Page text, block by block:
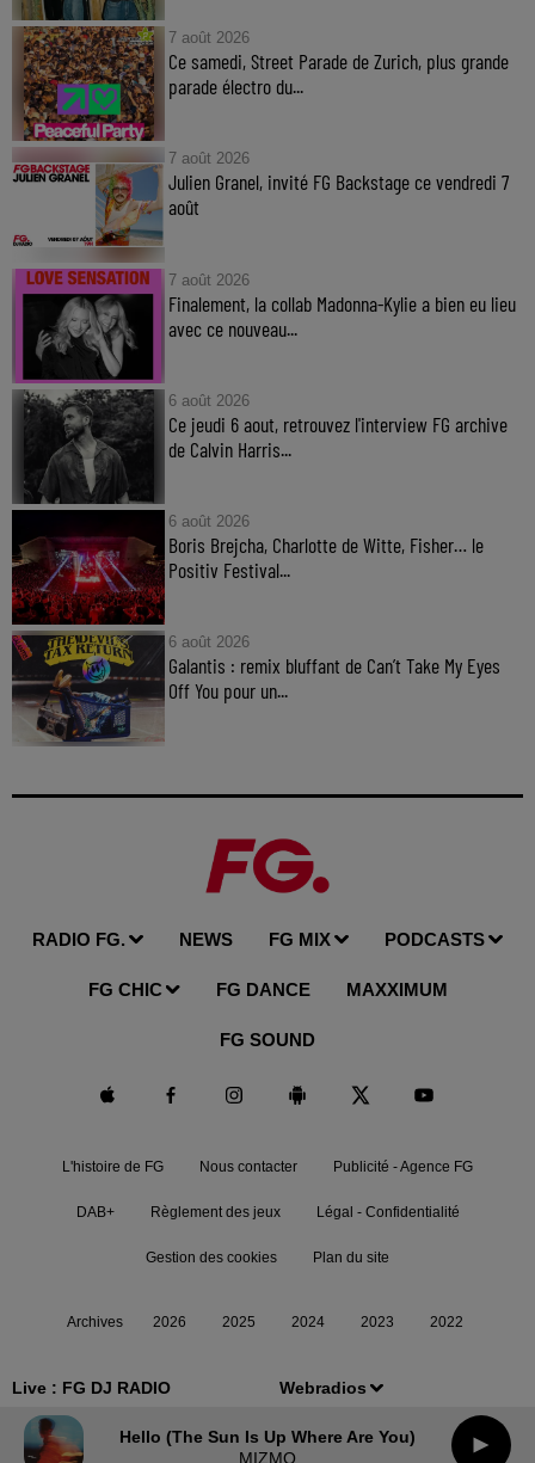
Live : FG DJ RADIO Webradios
Hello (the Sun Is Up Where Are You)
MIZMO
7 août 2026
Ce samedi, Street Parade de Zurich, plus grande
parade électro du...
7 août 2026
Julien Granel, invité FG Backstage ce vendredi 7
août
7 août 2026
Finalement, la collab Madonna-Kylie a bien eu lieu
avec ce nouveau...
6 août 2026
Ce jeudi 6 aout, retrouvez l'interview FG archive
de Calvin Harris...
6 août 2026
Boris Brejcha, Charlotte de Witte, Fisher… le
Positiv Festival...
6 août 2026
Galantis : remix bluffant de Can’t Take My Eyes
Off You pour un...
RADIO FG. NEWS FG MIX PODCASTS
FG CHIC FG DANCE MAXXIMUM
FG SOUND
L'histoire de FG Nous contacter Publicité - Agence FG
DAB+ Règlement des jeux Légal - Confidentialité
Gestion des cookies Plan du site
Archives 2026 2025 2024 2023 2022